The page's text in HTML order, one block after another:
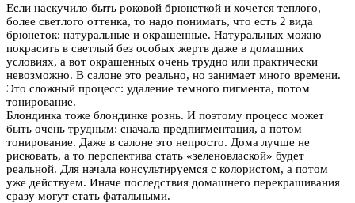
Если наскучило быть роковой брюнеткой и хочется теплого,
более светлого оттенка, то надо понимать, что есть 2 вида
брюнеток: натуральные и окрашенные. Натуральных можно
покрасить в светлый без особых жертв даже в домашних
условиях, а вот окрашенных очень трудно или практически
невозможно. В салоне это реально, но занимает много времени.
Это сложный процесс: удаление темного пигмента, потом
тонирование.
Блондинка тоже блондинке рознь. И поэтому процесс может
быть очень трудным: сначала предпигментация, а потом
тонирование. Даже в салоне это непросто. Дома лучше не
рисковать, а то перспектива стать «зеленовлаской» будет
реальной. Для начала консультируемся с колористом, а потом
уже действуем. Иначе последствия домашнего перекрашивания
сразу могут стать фатальными.